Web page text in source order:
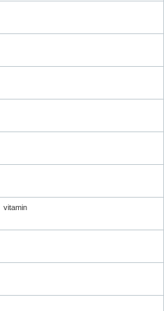
vitamin